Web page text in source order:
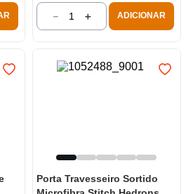
＋
－ ADICIONAR
Porta Travesseiro Sortido